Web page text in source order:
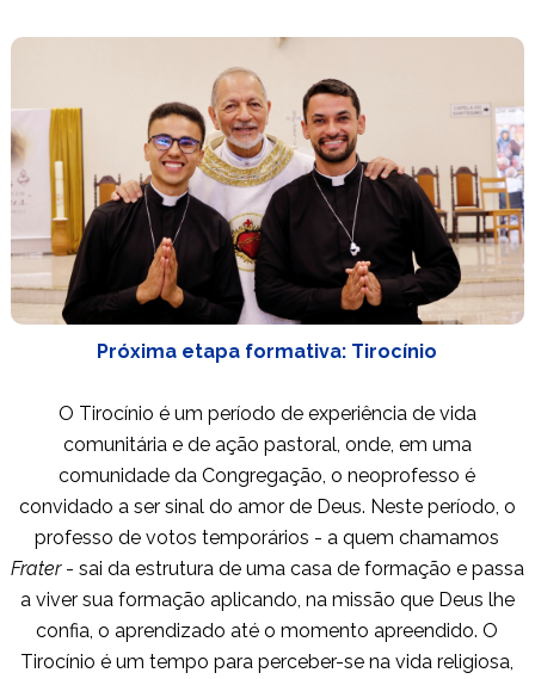
Próxima etapa formativa: Tirocínio
O Tirocínio é um período de experiência de vida
comunitária e de ação pastoral, onde, em uma
comunidade da Congregação, o neoprofesso é
convidado a ser sinal do amor de Deus. Neste período, o
professo de votos temporários - a quem chamamos
Frater - sai da estrutura de uma casa de formação e passa
a viver sua formação aplicando, na missão que Deus lhe
confia, o aprendizado até o momento apreendido. O
Tirocínio é um tempo para perceber-se na vida religiosa,